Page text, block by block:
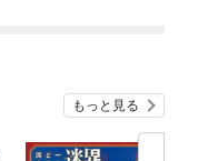
もっと見る